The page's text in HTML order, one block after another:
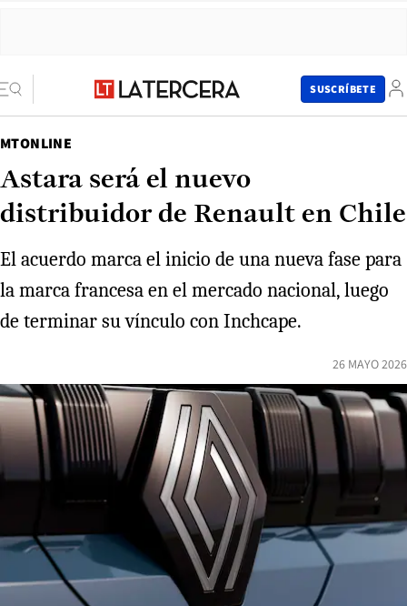
SUSCRÍBETE
MTONLINE
Astara será el nuevo
distribuidor de Renault en Chile
El acuerdo marca el inicio de una nueva fase para
la marca francesa en el mercado nacional, luego
de terminar su vínculo con Inchcape.
26 MAYO 2026